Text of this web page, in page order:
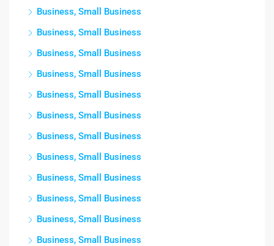
Business, Small Business
Business, Small Business
Business, Small Business
Business, Small Business
Business, Small Business
Business, Small Business
Business, Small Business
Business, Small Business
Business, Small Business
Business, Small Business
Business, Small Business
Business, Small Business